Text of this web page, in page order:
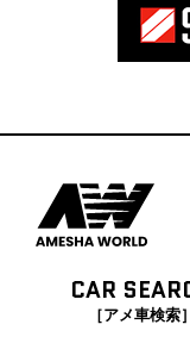
CAR
［アメ車検索］